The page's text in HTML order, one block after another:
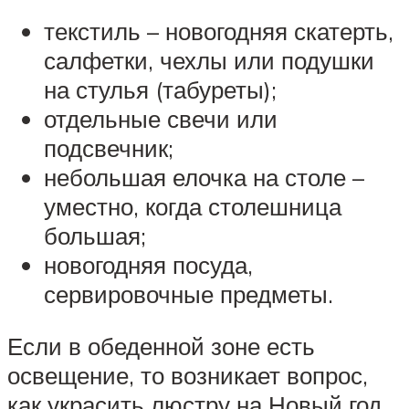
текстиль – новогодняя скатерть,
салфетки, чехлы или подушки
на стулья (табуреты);
отдельные свечи или
подсвечник;
небольшая елочка на столе –
уместно, когда столешница
большая;
новогодняя посуда,
сервировочные предметы.
Если в обеденной зоне есть
освещение, то возникает вопрос,